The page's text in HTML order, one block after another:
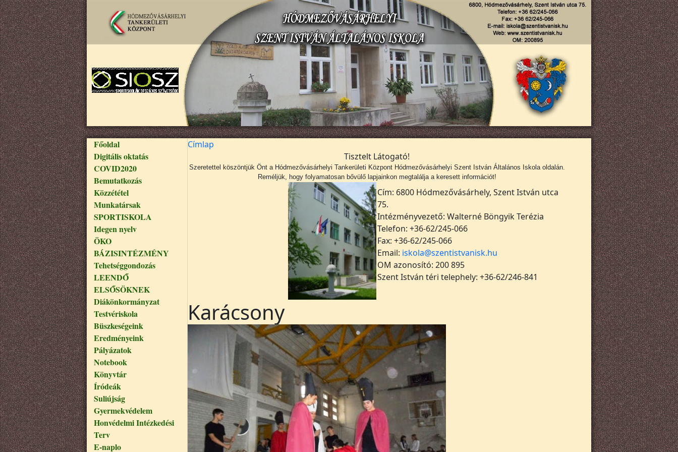
Ugrás a tartalomra
Fő navigáció
Főoldal
Digitális oktatás
COVID2020
Bemutatkozás
Közzététel
Munkatársak
SPORTISKOLA
Idegen nyelv
ÖKO
BÁZISINTÉZMÉNY
Tehetséggondozás
LEENDŐ
ELSŐSÖKNEK
Diákönkormányzat
Testvériskola
Büszkeségeink
Eredményeink
Pályázatok
Notebook
Könyvtár
Íródeák
Suliújság
Gyermekvédelem
Honvédelmi Intézkedési
Terv
E-naplo
Címlap
Tisztelt Látogató!
Szeretettel köszöntjük Önt a Hódmezővásárhelyi Tankerületi Központ Hódmezővásárhelyi Szent István Általános Iskola oldalán.
Reméljük, hogy folyamatosan bővülő lapjainkon megtalálja a keresett információt!
Cím: 6800 Hódmezővásárhely, Szent István utca
75.
Intézményvezető: Walterné Böngyik Terézia
Telefon: +36-62/245-066
Fax: +36-62/245-066
Email: iskola@szentistvanisk.hu
OM azonosító: 200 895
Szent István téri telephely: +36-62/246-841
Karácsony